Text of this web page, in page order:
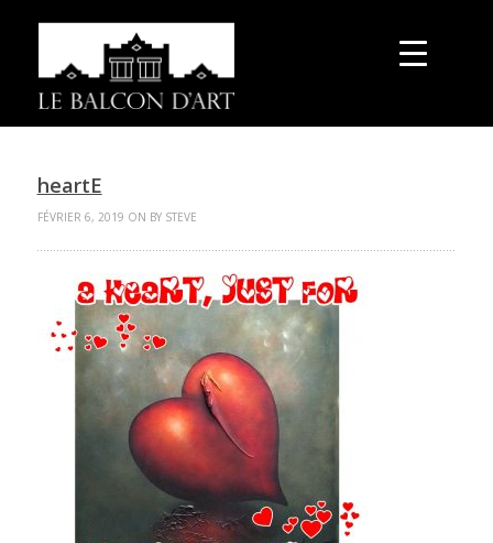
heartE
FÉVRIER 6, 2019 ON BY STEVE